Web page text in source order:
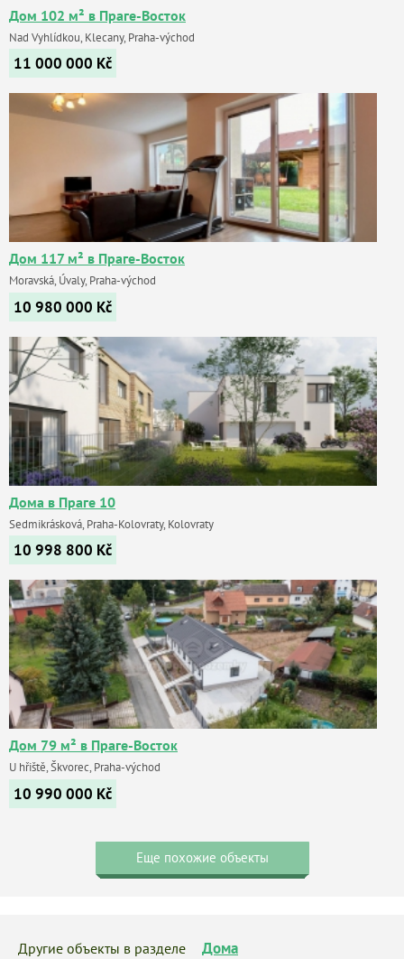
Дом 102 м² в Праге-Восток
Nad Vyhlídkou, Klecany, Praha-východ
11 000 000 Kč
Дом 117 м² в Праге-Восток
Moravská, Úvaly, Praha-východ
10 980 000 Kč
Дома в Праге 10
Sedmikrásková, Praha-Kolovraty, Kolovraty
10 998 800 Kč
Дом 79 м² в Праге-Восток
U hřiště, Škvorec, Praha-východ
10 990 000 Kč
Еще похожие объекты
Другие объекты в разделе Дома